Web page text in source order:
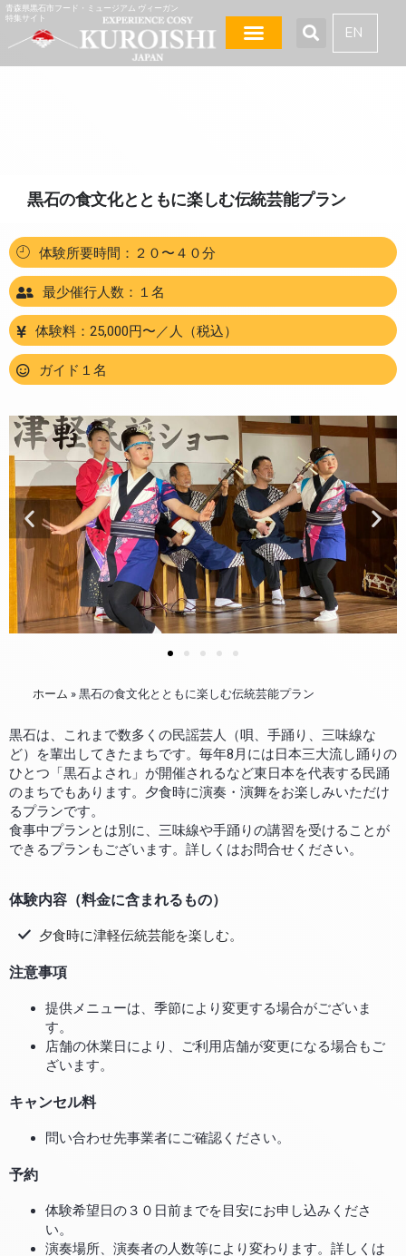
青森県黒石市フード・ミュージアム ヴィーガン
特集サイト
EN
黒石の食文化とともに楽しむ伝統芸能プラン
体験所要時間：２０〜４０分
最少催行人数：１名
体験料：25,000円〜／人（税込）
ガイド１名
ホーム »黒石の食文化とともに楽しむ伝統芸能プラン
黒石は、これまで数多くの民謡芸人（唄、手踊り、三味線な
ど）を輩出してきたまちです。毎年8月には日本三大流し踊りの
ひとつ「黒石よされ」が開催されるなど東日本を代表する民踊
のまちでもあります。夕食時に演奏・演舞をお楽しみいただけ
るプランです。
食事中プランとは別に、三味線や手踊りの講習を受けることが
できるプランもございます。詳しくはお問合せください。
体験内容（料金に含まれるもの）
夕食時に津軽伝統芸能を楽しむ。
注意事項
提供メニューは、季節により変更する場合がございま
す。
店舗の休業日により、ご利用店舗が変更になる場合もご
ざいます。
キャンセル料
問い合わせ先事業者にご確認ください。
予約
体験希望日の３０日前までを目安にお申し込みくださ
い。
演奏場所、演奏者の人数等により変わります。詳しくは